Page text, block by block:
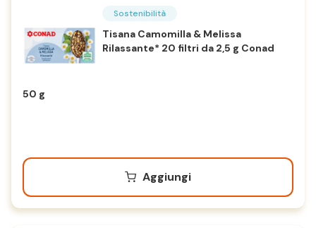
Sostenibilità
Tisana Camomilla & Melissa
Rilassante* 20 filtri da 2,5 g Conad
50 g
Aggiungi